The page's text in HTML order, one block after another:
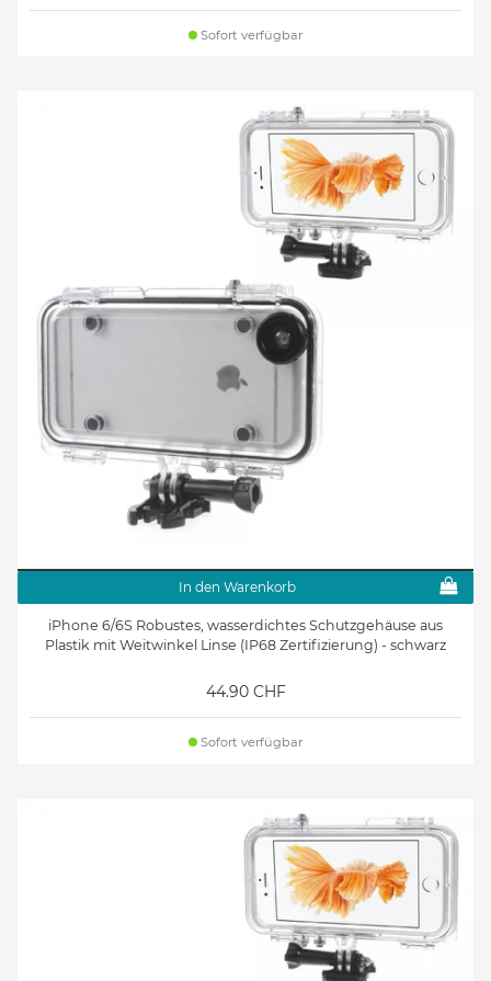
Sofort verfügbar
In den Warenkorb
iPhone 6/6S Robustes, wasserdichtes Schutzgehäuse aus
Plastik mit Weitwinkel Linse (IP68 Zertifizierung) - schwarz
44.90 CHF
Sofort verfügbar